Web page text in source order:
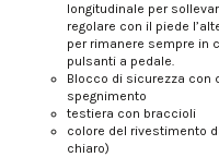
longitudinale per
regolare con il piede
per rimanere sempre in
pulsanti a pedale.
Blocco di sicurezza con
spegnimento
testiera con braccioli
colore del rivestimento
chiaro)